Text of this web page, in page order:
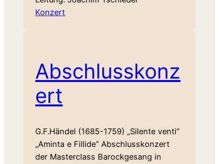
Konzert
Abschlusskonz
ert
G.F.Händel (1685-1759) „Silente venti“
„Aminta e Fillide“ Abschlusskonzert
der Masterclass Barockgesang in